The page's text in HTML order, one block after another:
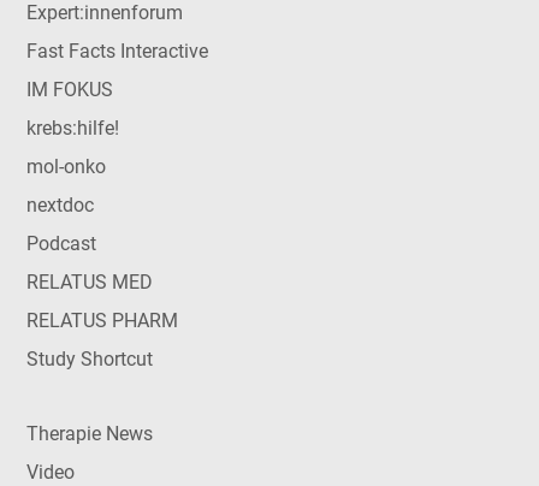
Expert:innenforum
Fast Facts Interactive
IM FOKUS
krebs:hilfe!
mol-onko
nextdoc
Podcast
RELATUS MED
RELATUS PHARM
Study Shortcut
Therapie News
Video